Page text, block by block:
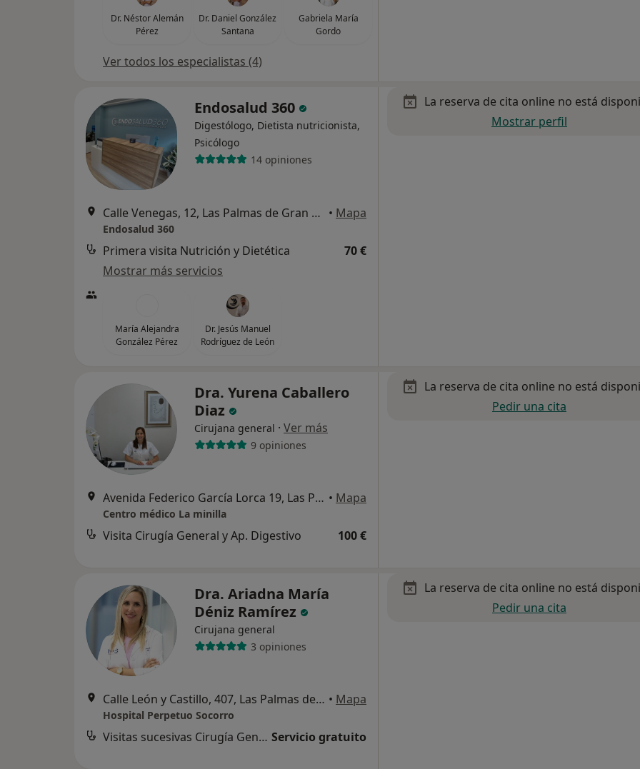
Dr. Néstor Alemán
Pérez
Dr. Daniel González
Santana
Gabriela María
Gordo
Ver todos los especialistas (4)
Endosalud 360
Digestólogo, Dietista nutricionista,
Psicólogo
14 opiniones
Calle Venegas, 12, Las Palmas de Gran Canaria • Mapa
Endosalud 360
Primera visita Nutrición y Dietética
70 €
Mostrar más servicios
María Alejandra
González Pérez
Dr. Jesús Manuel
Rodríguez de León
La reserva de cita online no está
Mostrar perfil
Dra. Yurena Caballero
Diaz
Cirujana general · Ver más
9 opiniones
Avenida Federico García Lorca 19, Las Palmas de Gran Canaria • Mapa
Centro médico La minilla
Visita Cirugía General y Ap. Digestivo 100 €
La reserva de cita online no está
Pedir una cita
Dra. Ariadna María
Déniz Ramírez
Cirujana general
3 opiniones
Calle León y Castillo, 407, Las Palmas de Gran Canaria • Mapa
Hospital Perpetuo Socorro
Visitas sucesivas Cirugía General y Ap. Digestivo Servicio gratuito
La reserva de cita online no está
Pedir una cita